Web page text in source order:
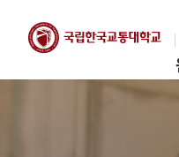
한국교통대학